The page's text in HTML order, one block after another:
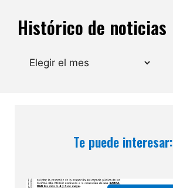
Histórico de noticias
Archivos
Te puede interesar: